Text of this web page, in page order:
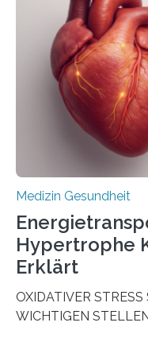
sogenannte
vorab zu prüfen,
wirken. Dabei wurde
als Biomarker für die
dienen könnte.
häufigsten Krebsarten
Medizin Gesundheit
Hypertrophe
Erklärt
OXIDATIVER
WICHTIGEN